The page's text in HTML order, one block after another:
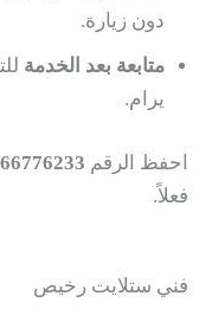
دون زيارة.
متابعة بعد الخدمة
يرام.
احفظ الرقم 66776233
فعلاً.
فني ستلايت رخيص